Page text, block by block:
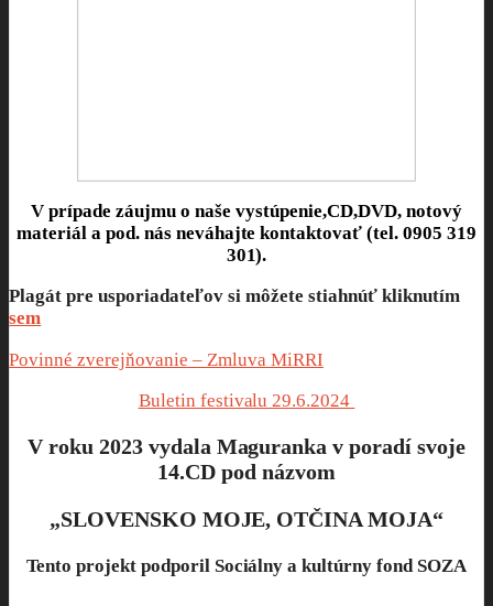
V prípade záujmu o naše vystúpenie,CD,DVD, notový
materiál a pod. nás neváhajte kontaktovať (tel. 0905 319
301).
Plagát pre usporiadateľov si môžete stiahnúť kliknutím
sem
Povinné zverejňovanie – Zmluva MiRRI
Buletin festivalu 29.6.2024
V roku 2023 vydala Maguranka v poradí svoje
14.CD pod názvom
„SLOVENSKO MOJE, OTČINA MOJA“
Tento projekt podporil Sociálny a kultúrny fond SOZA